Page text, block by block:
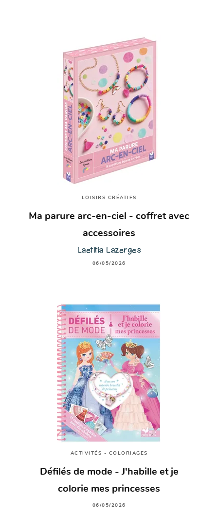
LOISIRS CRÉATIFS
Ma parure arc-en-ciel - coffret avec
accessoires
Laetitia Lazerges
06/05/2026
ACTIVITÉS - COLORIAGES
Défilés de mode - J'habille et je
colorie mes princesses
06/05/2026